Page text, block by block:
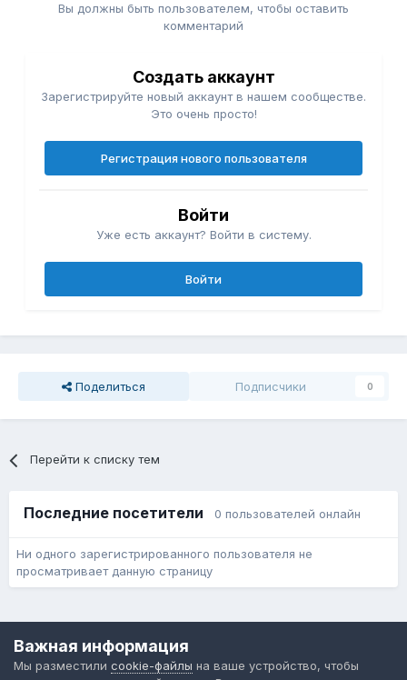
Вы должны быть пользователем, чтобы оставить
комментарий
Создать аккаунт
Зарегистрируйте новый аккаунт в нашем сообществе.
Это очень просто!
Регистрация нового пользователя
Войти
Уже есть аккаунт? Войти в систему.
Войти
Поделиться Подписчики 0
Перейти к списку тем
Последние посетители 0 пользователей онлайн
Ни одного зарегистрированного пользователя не
просматривает данную страницу
Форум общественного транспорта
Powered by Invision Community
Важная информация
Мы разместили cookie-файлы на ваше устройство, чтобы